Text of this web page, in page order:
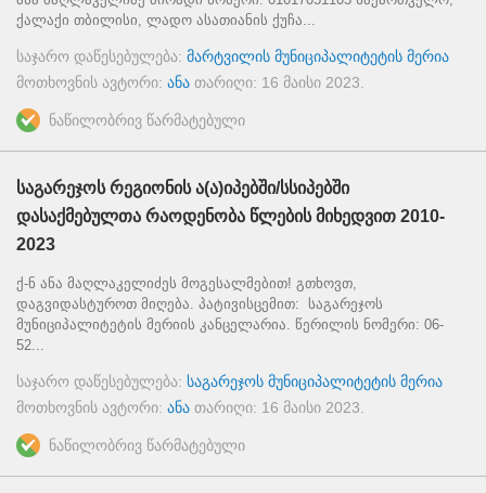
ქალაქი თბილისი, ლადო ასათიანის ქუჩა...
საჯარო დაწესებულება: მარტვილის მუნიციპალიტეტის მერია
მოთხოვნის ავტორი: ანა თარიღი: 16 მაისი 2023
ნაწილობრივ წარმატებული
საგარეჯოს რეგიონის ა(ა)იპებში/სსიპებში
დასაქმებულთა რაოდენობა წლების მიხედვით 2010-
2023
ქ-ნ ანა მაღლაკელიძეს მოგესალმებით! გთხოვთ,
დაგვიდასტუროთ მიღება. პატივისცემით: საგარეჯოს
მუნიციპალიტეტის მერიის კანცელარია. წერილის ნომერი: 06-
52...
საჯარო დაწესებულება: საგარეჯოს მუნიციპალიტეტის მერია
მოთხოვნის ავტორი: ანა თარიღი: 16 მაისი 2023
ნაწილობრივ წარმატებული